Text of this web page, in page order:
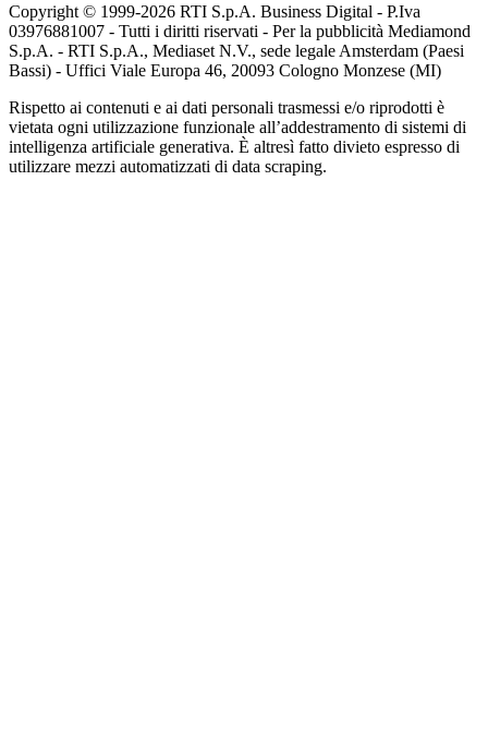
Copyright © 1999-2026 RTI S.p.A. Business Digital - P.Iva
03976881007 - Tutti i diritti riservati - Per la pubblicità Mediamond
S.p.A. - RTI S.p.A., Mediaset N.V., sede legale Amsterdam (Paesi
Bassi) - Uffici Viale Europa 46, 20093 Cologno Monzese (MI)
Rispetto ai contenuti e ai dati personali trasmessi e/o riprodotti è
vietata ogni utilizzazione funzionale all’addestramento di sistemi di
intelligenza artificiale generativa. È altresì fatto divieto espresso di
utilizzare mezzi automatizzati di data scraping.